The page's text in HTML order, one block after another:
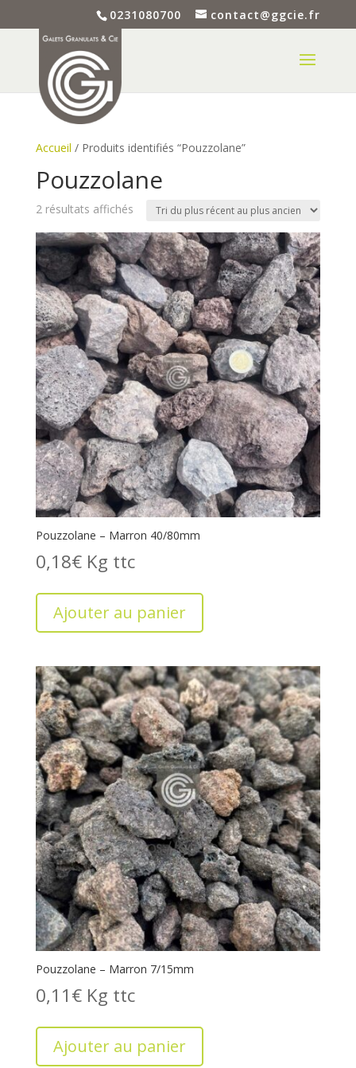
0231080700 contact@ggcie.fr
Accueil / Produits identifiés “Pouzzolane”
Pouzzolane
2 résultats affichésTrié
plus
récent
au
plus
ancien
Pouzzolane – Marron 40/80mm
0,18€ Kg
Ajouter au panier
Pouzzolane – Marron 7/15mm
0,11€ Kg
Ajouter au panier